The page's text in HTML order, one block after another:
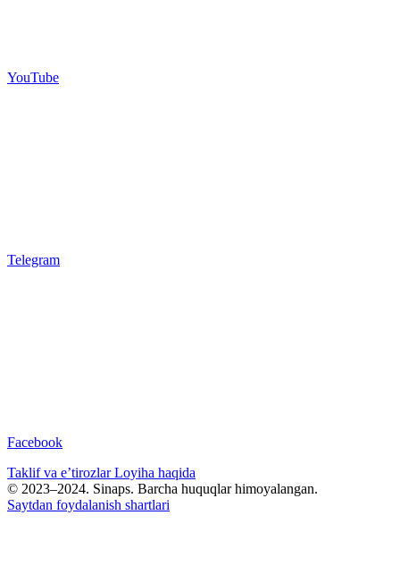
YouTube
Telegram
Facebook
Taklif va e’tirozlarLoyiha haqida
© 2023–2024. Sinaps. Barcha huquqlar himoyalangan.
Saytdan foydalanish shartlari